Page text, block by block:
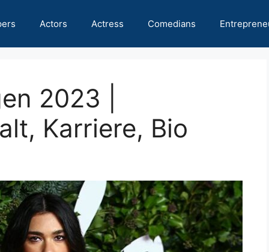
Actors Actress Comedians
2023 |
Karriere, Bio